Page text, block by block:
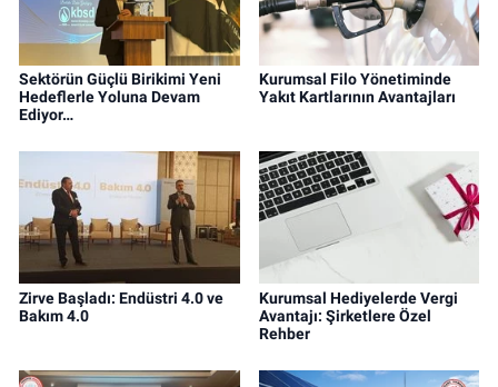
Sektörün Güçlü Birikimi Yeni
Hedeflerle Yoluna Devam
Ediyor…
Kurumsal Filo Yönetiminde
Yakıt Kartlarının Avantajları
Zirve Başladı: Endüstri 4.0 ve
Bakım 4.0
Kurumsal Hediyelerde Vergi
Avantajı: Şirketlere Özel
Rehber